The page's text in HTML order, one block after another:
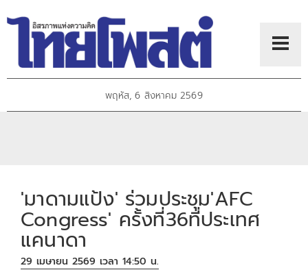
พฤหัส, 6 สิงหาคม 2569
'มาดามแป้ง' ร่วมประชุม'AFC
Congress' ครั้งที่36ที่ประเทศ
แคนาดา
29 เมษายน 2569 เวลา 14:50 น.